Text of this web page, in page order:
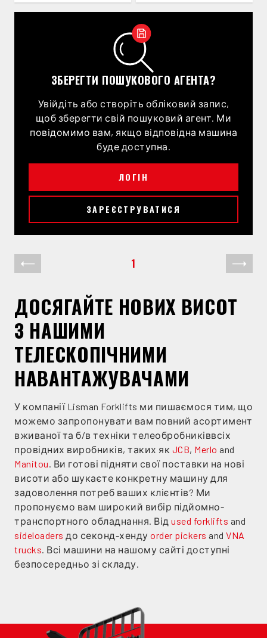
ЗБЕРЕГТИ ПОШУКОВОГО АГЕНТА?
Увійдіть або створіть обліковий запис,
щоб зберегти свій пошуковий агент. Ми
повідомимо вам, якщо відповідна машина
буде доступна.
ЛОГІН
ЗАРЕЄСТРУВАТИСЯ
1
ДОСЯГАЙТЕ НОВИХ ВИСОТ
З НАШИМИ
ТЕЛЕСКОПІЧНИМИ
НАВАНТАЖУВАЧАМИ
У компанії Lisman Forklifts ми пишаємося тим, що
можемо запропонувати вам повний асортимент
вживаної та б/в техніки телеобробниківвсіх
провідних виробників, таких як JCB, Merlo and
Manitou. Ви готові підняти свої поставки на нові
висоти або шукаєте конкретну машину для
задоволення потреб ваших клієнтів? Ми
пропонуємо вам широкий вибір підйомно-
транспортного обладнання. Від used forklifts and
sideloaders до секонд-хенду order pickers and VNA
trucks. Всі машини на нашому сайті доступні
безпосередньо зі складу.